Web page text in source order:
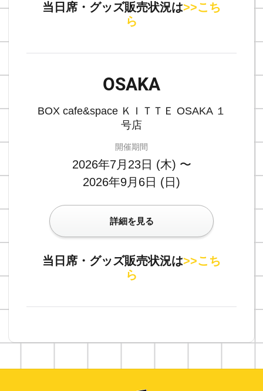
当日席・グッズ販売状況は>>こち
ら
OSAKA
BOX cafe&space ＫＩＴＴＥ OSAKA １
号店
開催期間
2026年7月23日 (木) 〜
2026年9月6日 (日)
詳細を見る
当日席・グッズ販売状況は>>こち
ら